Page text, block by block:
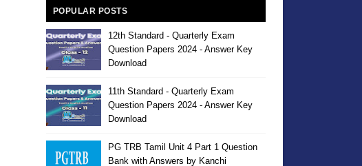
POPULAR POSTS
12th Standard - Quarterly Exam
Question Papers 2024 - Answer Key
Download
11th Standard - Quarterly Exam
Question Papers 2024 - Answer Key
Download
PG TRB Tamil Unit 4 Part 1 Question
Bank with Answers by Kanchi